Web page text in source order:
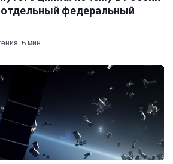
федеральный
5 мин